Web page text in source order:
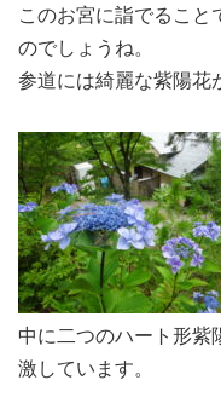
このお宮に詣でること
のでしょうね。
参道には綺麗な紫陽花
中に二つのハート形紫
激しています。